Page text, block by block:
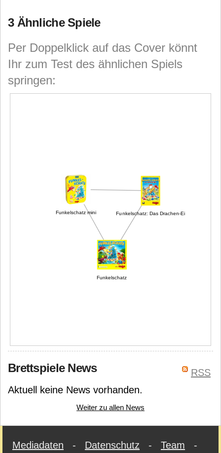
3 Ähnliche Spiele
Per Doppelklick auf das Cover könnt
Ihr zum Test des ähnlichen Spiels
springen:
Funkelschatz
Funkelschatz: Das Drachen-Ei
Funkelschatz mini
RSS
Brettspiele News
Aktuell keine News vorhanden.
Weiter zu allen News
Mediadaten - Datenschutz - Team -